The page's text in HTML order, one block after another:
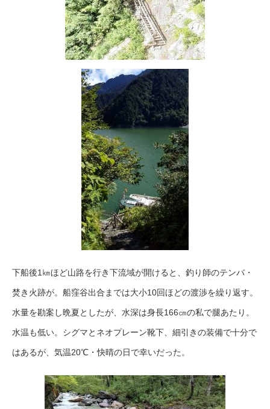
下船後1㎞ほど山路を行き下流域が開けると、釣り師のテンバ・
焚き火跡が。船窪谷出合までは大小10回ほどの渡渉を繰り返す。
水量を勘案し晩夏としたが、水深は身長166㎝の私で腿あたり。
水温も低い。シグマとネオプレーン靴下、細引きの装備で十分で
はあるが、気温20℃・快晴の日で幸いだった。